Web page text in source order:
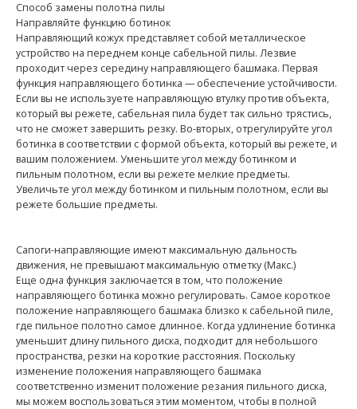
Способ замены полотна пилы
Направляйте функцию ботинок
Направляющий кожух представляет собой металлическое
устройство на переднем конце сабельной пилы. Лезвие
проходит через середину направляющего башмака. Первая
функция направляющего ботинка — обеспечение устойчивости.
Если вы не используете направляющую втулку против объекта,
который вы режете, сабельная пила будет так сильно трястись,
что не сможет завершить резку. Во-вторых, отрегулируйте угол
ботинка в соответствии с формой объекта, который вы режете, и
вашим положением. Уменьшите угол между ботинком и
пильным полотном, если вы режете мелкие предметы.
Увеличьте угол между ботинком и пильным полотном, если вы
режете большие предметы.
Сапоги-направляющие имеют максимальную дальность
движения, не превышают максимальную отметку (Макс.)
Еще одна функция заключается в том, что положение
направляющего ботинка можно регулировать. Самое короткое
положение направляющего башмака близко к сабельной пиле,
где пильное полотно самое длинное. Когда удлинение ботинка
уменьшит длину пильного диска, подходит для небольшого
пространства, резки на короткие расстояния. Поскольку
изменение положения направляющего башмака
соответственно изменит положение резания пильного диска,
мы можем воспользоваться этим моментом, чтобы в полной